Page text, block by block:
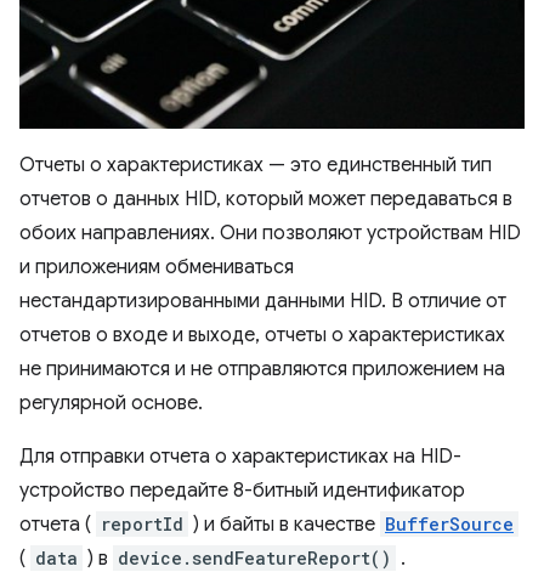
Отчеты о характеристиках — это единственный тип
отчетов о данных HID, который может передаваться в
обоих направлениях. Они позволяют устройствам HID
и приложениям обмениваться
нестандартизированными данными HID. В отличие от
отчетов о входе и выходе, отчеты о характеристиках
не принимаются и не отправляются приложением на
регулярной основе.
Для отправки отчета о характеристиках на HID-
устройство передайте 8-битный идентификатор
отчета ( reportId ) и байты в качестве BufferSource
( data ) в device.sendFeatureReport() .